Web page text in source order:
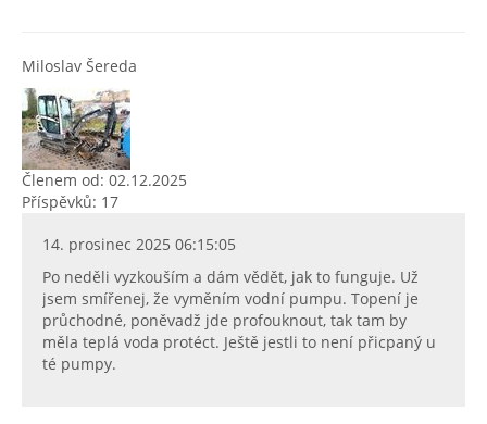
Miloslav Šereda
Členem od: 02.12.2025
Příspěvků: 17
14. prosinec 2025 06:15:05
Po neděli vyzkouším a dám vědět, jak to funguje. Už
jsem smířenej, že vyměním vodní pumpu. Topení je
průchodné, poněvadž jde profouknout, tak tam by
měla teplá voda protéct. Ještě jestli to není přicpaný u
té pumpy.